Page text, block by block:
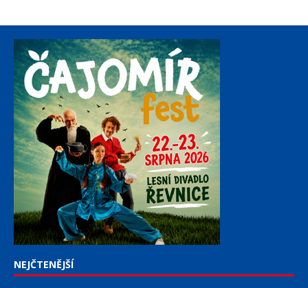
NEJČTENĚJŠÍ